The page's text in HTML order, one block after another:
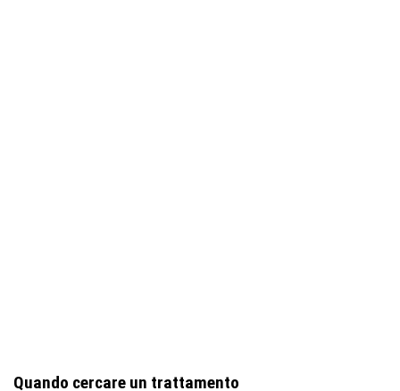
Quando cercare un trattamento